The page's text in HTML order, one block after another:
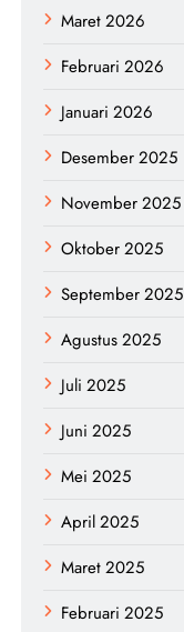
Maret 2026
Februari 2026
Januari 2026
Desember 2025
November 2025
Oktober 2025
September 2025
Agustus 2025
Juli 2025
Juni 2025
Mei 2025
April 2025
Maret 2025
Februari 2025